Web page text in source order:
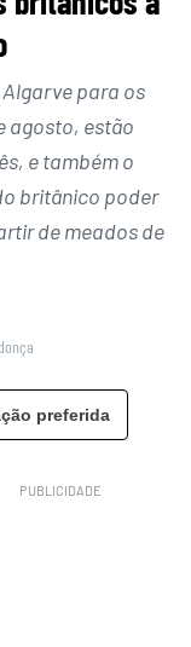
para os
agosto, estão
e também o
britânico poder
de meados de
preferida